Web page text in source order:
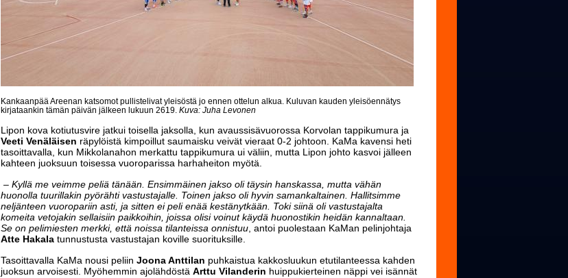
Kankaanpää Areenan katsomot pullistelivat yleisöstä jo ennen ottelun alkua. Kuluvan kauden yleisöennätys
kirjataankin tämän päivän jälkeen lukuun 2619. Kuva: Juha Levonen
Lipon kova kotiutusvire jatkui toisella jaksolla, kun avaussisävuorossa Korvolan tappikumura ja
Veeti Venäläisen räpylöistä kimpoillut saumaisku veivät vieraat 0-2 johtoon. KaMa kavensi heti
tasoittavalla, kun Mikkolanahon merkattu tappikumura ui väliin, mutta Lipon johto kasvoi jälleen
kahteen juoksuun toisessa vuoroparissa harhaheiton myötä.
– Kyllä me veimme peliä tänään. Ensimmäinen jakso oli täysin hanskassa, mutta vähän
huonolla tuurillakin pyörähti vastustajalle. Toinen jakso oli hyvin samankaltainen. Hallitsimme
neljänteen vuoropariin asti, ja sitten ei peli enää kestänytkään. Toki siinä oli vastustajalta
komeita vetojakin sellaisiin paikkoihin, joissa olisi voinut käydä huonostikin heidän kannaltaan.
Se on pelimiesten merkki, että noissa tilanteissa onnistuu , antoi puolestaan KaMan pelinjohtaja
Atte Hakala tunnustusta vastustajan koville suorituksille.
Tasoittavalla KaMa nousi peliin Joona Anttilan puhkaistua kakkosluukun etutilanteessa kahden
juoksun arvoisesti. Myöhemmin ajolähdöstä Arttu Vilanderin huippukierteinen näppi vei isännät